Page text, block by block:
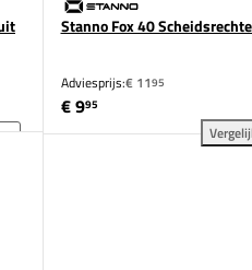
Stanno Fox 40
Adviesprijs:€ 1195
€ 995